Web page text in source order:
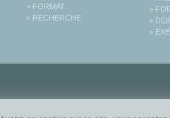
> FORMAT
> RECHERCHE
>
>
>